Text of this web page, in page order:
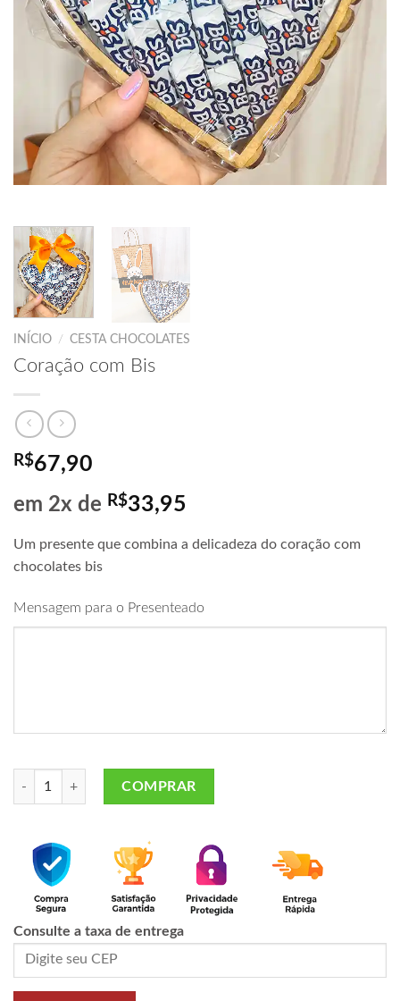
INÍCIO / CESTA CHOCOLATES
Coração com Bis
R$67,90
em 2x de R$33,95
Um presente que combina a delicadeza do coração com
chocolates bis
Mensagem para o Presenteado
Coração com Bis quantidade
COMPRAR
Consulte a taxa de entrega